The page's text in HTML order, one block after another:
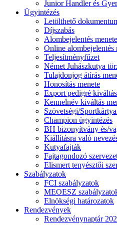
Junior Handler és
Ügyintézés
Letölthető
Díjszabás
Alombejelentés menete
Online alombejelentés
Teljesítményfűzet
Német Juhászkutya
Tulajdonjog átírás
Honosítás menete
Export pedigré
Kennelnév kiváltás
Szövetségi/
Champion ügyintézés
BH bizonyítvány és/
Kiállításra való
Kutyafajták
Fajtagondozó
Elismert tenyésztői
Szabályzatok
FCI szabályzatok
MEOESZ
Elnökségi határozatok
Rendezvények
Rendezvénynaptár